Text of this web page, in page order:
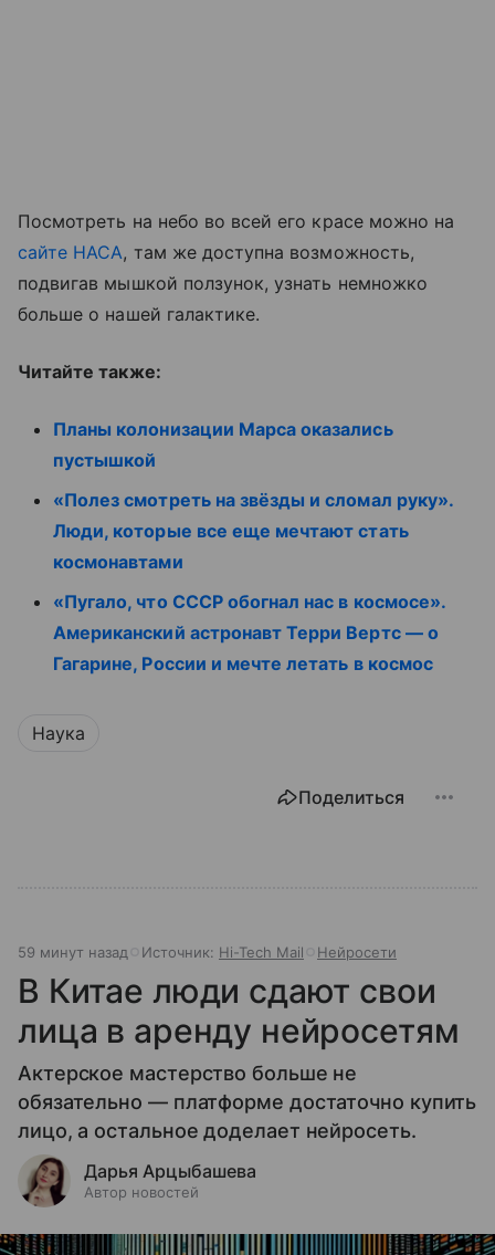
Посмотреть на небо во всей его красе можно на
сайте НАСА, там же доступна возможность,
подвигав мышкой ползунок, узнать немножко
больше о нашей галактике.
Читайте также:
Планы колонизации Марса оказались
пустышкой
«Полез смотреть на звёзды и сломал руку».
Люди, которые все еще мечтают стать
космонавтами
«Пугало, что СССР обогнал нас в космосе».
Американский астронавт Терри Вертс — о
Гагарине, России и мечте летать в космос
Наука
Поделиться
59 минут назад Источник: Hi-Tech Mail Нейросети
В Китае люди сдают свои
лица в аренду нейросетям
Актерское мастерство больше не
обязательно — платформе достаточно купить
лицо, а остальное доделает нейросеть.
Дарья Арцыбашева
Автор новостей